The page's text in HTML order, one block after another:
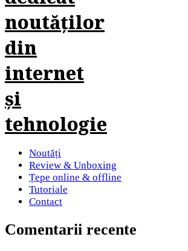
Noutăți
Review & Unboxing
Țepe online & offline
Tutoriale
Contact
Comentarii recente